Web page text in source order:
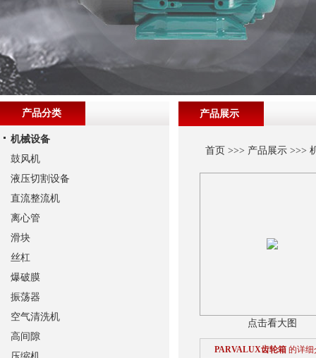
产品展示
首页 >>> 产品展示>>>
点击看大图
PARVALUX齿轮箱 的详细
产品分类
机械设备
鼓风机
液压切割设备
直流整流机
离心管
滑块
丝杠
爆破膜
振荡器
空气清洗机
高间隙